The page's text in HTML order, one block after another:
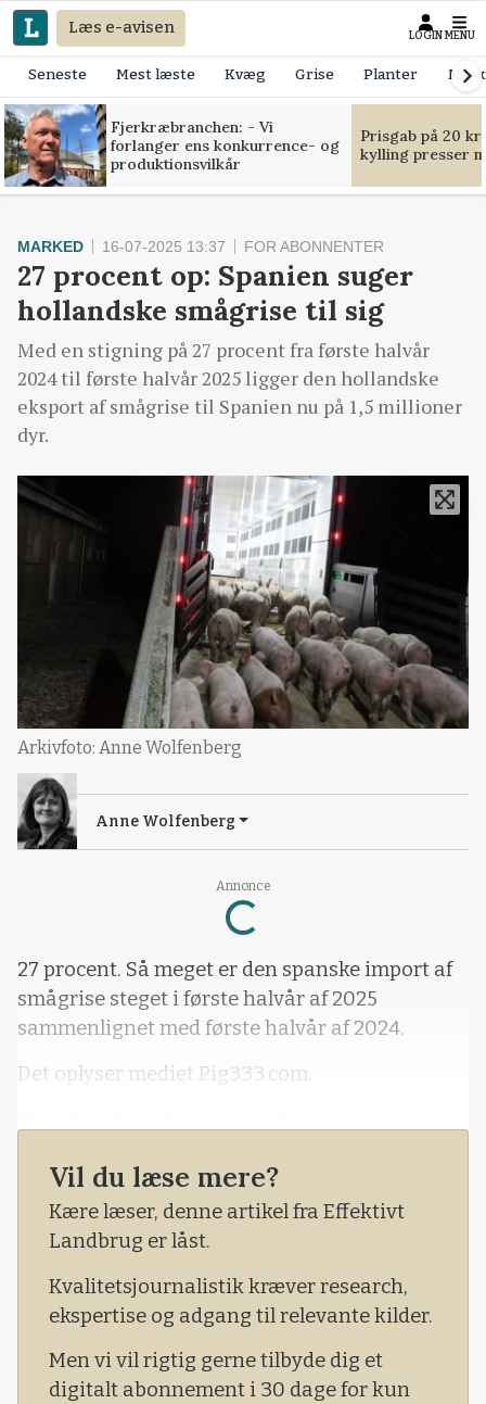
Læs e-avisen LOGIN MENU
Seneste Mest læste Kvæg Grise Planter
Fjerkræbranchen: - Vi
forlanger ens konkurrence- og
produktionsvilkår
Prisgab på 20
kylling presser
Annonce
Loading...
MARKED 16-07-2025 13:37 FOR ABONNENTER
27 procent op: Spanien suger
hollandske smågrise til sig
Med en stigning på 27 procent fra første halvår
2024 til første halvår 2025 ligger den hollandske
eksport af smågrise til Spanien nu på 1,5 millioner
dyr.
Arkivfoto: Anne Wolfenberg
Anne Wolfenberg
27 procent. Så meget er den spanske import af
smågrise steget i første halvår af 2025
sammenlignet med første halvår af 2024.
Det oplyser mediet Pig333.com.
nu på 1,5 millioner smågrise halvårligt.
Vil du læse mere?
Kære læser, denne artikel fra Effektivt
Landbrug er låst.
Kvalitetsjournalistik kræver research,
ekspertise og adgang til relevante kilder.
Men vi vil rigtig gerne tilbyde dig et
digitalt abonnement i 30 dage for kun